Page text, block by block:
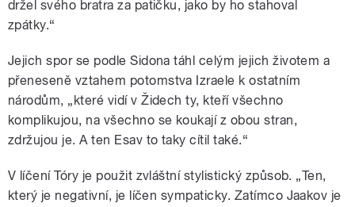
držel svého bratra za patičku, jako by ho stahoval
zpátky.“
Jejich spor se podle Sidona táhl celým jejich životem a
přeneseně vztahem potomstva Izraele k ostatním
národům, „které vidí v Židech ty, kteří všechno
komplikujou, na všechno se koukají z obou stran,
zdržujou je. A ten Esav to taky cítil také.“
V líčení Tóry je použit zvláštní stylistický způsob. „Ten,
který je negativní, je líčen sympaticky. Zatímco Jaakov je